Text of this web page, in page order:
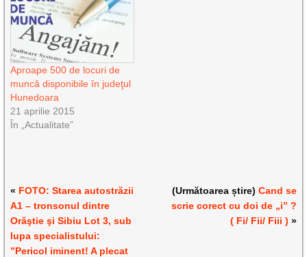
Aproape 500 de locuri de
muncă disponibile în judeţul
Hunedoara
21 aprilie 2015
În „Actualitate”
« FOTO: Starea autostrăzii
A1 – tronsonul dintre
Orăştie şi Sibiu Lot 3, sub
lupa specialistului:
”Pericol iminent! A plecat
(Următoarea știre) Cand se
scrie corect cu doi de „i” ?
( Fi/ Fii/ Fiii ) »